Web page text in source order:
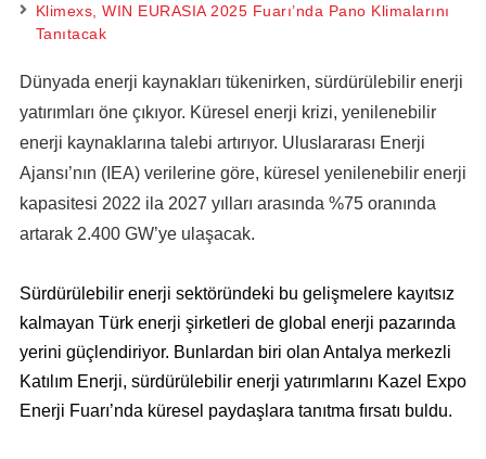
Klimexs, WIN EURASIA 2025 Fuarı’nda Pano Klimalarını
Tanıtacak
Dünyada enerji kaynakları tükenirken, sürdürülebilir enerji
yatırımları öne çıkıyor. Küresel enerji krizi, yenilenebilir
enerji kaynaklarına talebi artırıyor. Uluslararası Enerji
Ajansı’nın (IEA) verilerine göre, küresel yenilenebilir enerji
kapasitesi 2022 ila 2027 yılları arasında %75 oranında
artarak 2.400 GW’ye ulaşacak.
Sürdürülebilir enerji sektöründeki bu gelişmelere kayıtsız
kalmayan Türk enerji şirketleri de global enerji pazarında
yerini güçlendiriyor. Bunlardan biri olan Antalya merkezli
Katılım Enerji, sürdürülebilir enerji yatırımlarını Kazel Expo
Enerji Fuarı’nda küresel paydaşlara tanıtma fırsatı buldu.